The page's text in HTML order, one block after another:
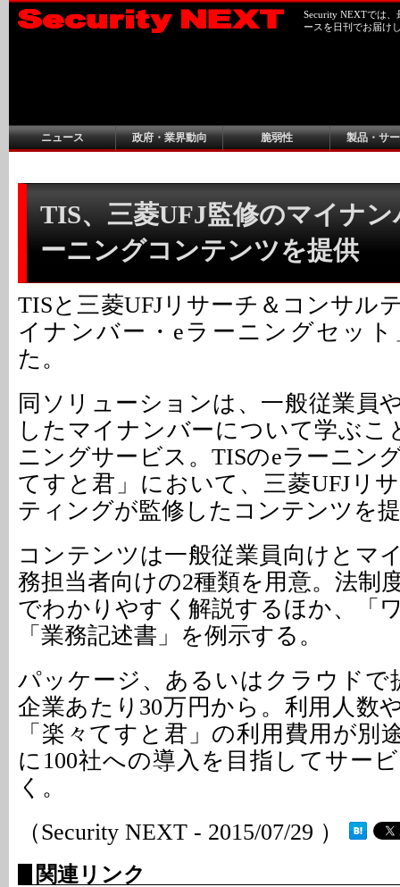
Security NEXTでは
ースを日刊でお届け
ニュース 政府・業界動向 脆弱性 製品・サ
TIS、三菱UFJ監修のマイナン
ーニングコンテンツを提供
TISと三菱UFJリサーチ＆コンサル
イナンバー・eラーニングセッ
た。
同ソリューションは、一般従業員
したマイナンバーについて学ぶこ
ニングサービス。TISのeラーニン
てすと君」において、三菱UFJリ
ティングが監修したコンテンツを
コンテンツは一般従業員向けとマ
務担当者向けの2種類を用意。法制
でわかりやすく解説するほか、「
「業務記述書」を例示する。
パッケージ、あるいはクラウドで
企業あたり30万円から。利用人数
「楽々てすと君」の利用費用が別
に100社への導入を目指してサー
く。
（Security NEXT - 2015/07/29 ）
関連リンク